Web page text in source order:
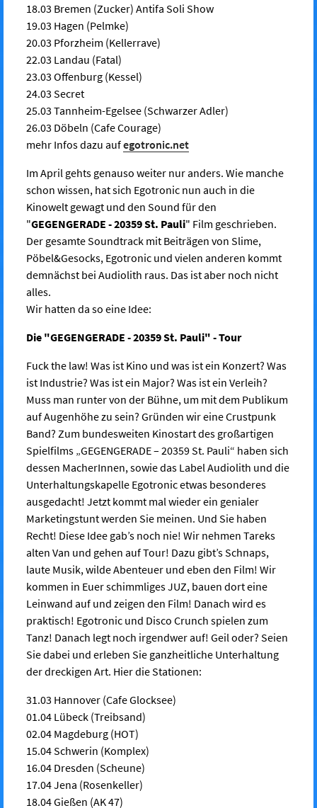
18.03 Bremen (Zucker) Antifa Soli Show
19.03 Hagen (Pelmke)
20.03 Pforzheim (Kellerrave)
22.03 Landau (Fatal)
23.03 Offenburg (Kessel)
24.03 Secret
25.03 Tannheim-Egelsee (Schwarzer Adler)
26.03 Döbeln (Cafe Courage)
mehr Infos dazu aufegotronic.net
Im April gehts genauso weiter nur anders. Wie manche
schon wissen, hat sich Egotronic nun auch in die
Kinowelt gewagt und den Sound für den
"GEGENGERADE - 20359 St. Pauli" Film geschrieben.
Der gesamte Soundtrack mit Beiträgen von Slime,
Pöbel&Gesocks, Egotronic und vielen anderen kommt
demnächst bei Audiolith raus. Das ist aber noch nicht
alles.
Wir hatten da so eine Idee:
Die "GEGENGERADE - 20359 St. Pauli" - Tour
Fuck the law! Was ist Kino und was ist ein Konzert? Was
ist Industrie? Was ist ein Major? Was ist ein Verleih?
Muss man runter von der Bühne, um mit dem Publikum
auf Augenhöhe zu sein? Gründen wir eine Crustpunk
Band? Zum bundesweiten Kinostart des großartigen
Spielfilms „GEGENGERADE – 20359 St. Pauli“ haben sich
dessen MacherInnen, sowie das Label Audiolith und die
Unterhaltungskapelle Egotronic etwas besonderes
ausgedacht! Jetzt kommt mal wieder ein genialer
Marketingstunt werden Sie meinen. Und Sie haben
Recht! Diese Idee gab’s noch nie! Wir nehmen Tareks
alten Van und gehen auf Tour! Dazu gibt’s Schnaps,
laute Musik, wilde Abenteuer und eben den Film! Wir
kommen in Euer schimmliges JUZ, bauen dort eine
Leinwand auf und zeigen den Film! Danach wird es
praktisch! Egotronic und Disco Crunch spielen zum
Tanz! Danach legt noch irgendwer auf! Geil oder? Seien
Sie dabei und erleben Sie ganzheitliche Unterhaltung
der dreckigen Art. Hier die Stationen:
31.03 Hannover (Cafe Glocksee)
01.04 Lübeck (Treibsand)
02.04 Magdeburg (HOT)
15.04 Schwerin (Komplex)
16.04 Dresden (Scheune)
17.04 Jena (Rosenkeller)
18.04 Gießen (AK 47)